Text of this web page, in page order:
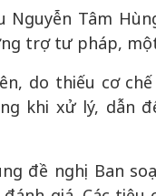
Nguyễn Tâm
trợ tư pháp,
do thiếu cơ
khi xử lý, dẫn
đề nghị Ban